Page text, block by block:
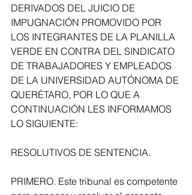
DERIVADOS DEL JUICIO DE
IMPUGNACIÓN PROMOVIDO POR
LOS INTEGRANTES DE LA PLANILLA
VERDE EN CONTRA DEL SINDICATO
DE TRABAJADORES Y EMPLEADOS
DE LA UNIVERSIDAD AUTÓNOMA DE
QUERÉTARO, POR LO QUE A
CONTINUACIÓN LES INFORMAMOS
LO SIGUIENTE:
RESOLUTIVOS DE SENTENCIA.
PRIMERO. Este tribunal es competente